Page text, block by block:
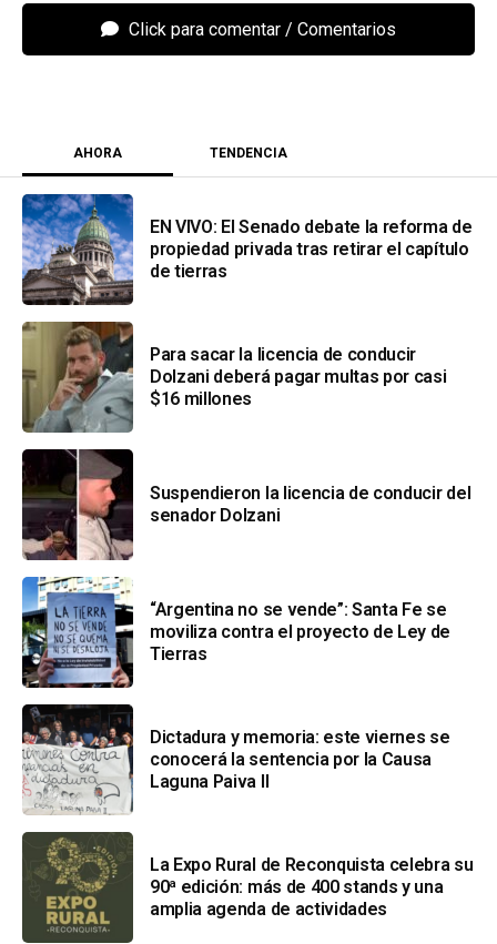
Click para comentar
AHORA TENDENCIA
EN VIVO: El Senado debate la reforma de
propiedad privada tras retirar el capítulo
de tierras
Para sacar la licencia de conducir
Dolzani deberá pagar multas por casi
$16 millones
Suspendieron la licencia de conducir del
senador Dolzani
“Argentina no se vende”: Santa Fe se
moviliza contra el proyecto de Ley de
Tierras
Dictadura y memoria: este viernes se
conocerá la sentencia por la Causa
Laguna Paiva II
La Expo Rural de Reconquista celebra su
90ª edición: más de 400 stands y una
amplia agenda de actividades